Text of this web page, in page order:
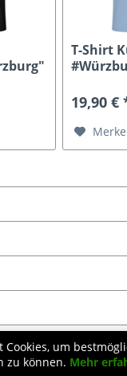
T-Shirt
19,90 €
Mehrwertsteuer zzgl.
wenn nicht anders
Cookies, um
zu können. Mehr